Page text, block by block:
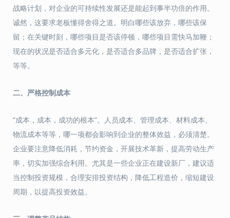
战略计划，对企业的可持续性发展还是能起到事半功倍的作用。
诚然，这要求老板懂得舍得之道。明白哪些该放弃，哪些该保
留；在关键时刻，哪些项目是否该停顿，哪些项目需快马加鞭；
现在的状况是否适合多元化，是否适合多品牌，是否适合扩张，
等等。
二、严格控制成本
“成本，成本，成功的根本”。人员成本、管理成本、材料成本、
物流成本等等，哪一项都会影响到企业的整体效益，必须清楚。
企业要注意降低消耗，节约资金，开展技术革新，提高劳动生产
率，切实加强综合利用。尤其是一些企业正在建设新厂，建议适
当控制投资规模，合理安排投资结构，降低工程造价，缩短建设
周期，以提高投资效益。